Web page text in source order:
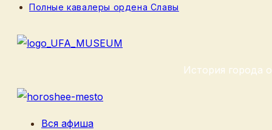
Рубрика
Полные кавалеры ордена Славы
История города
Вся афиша